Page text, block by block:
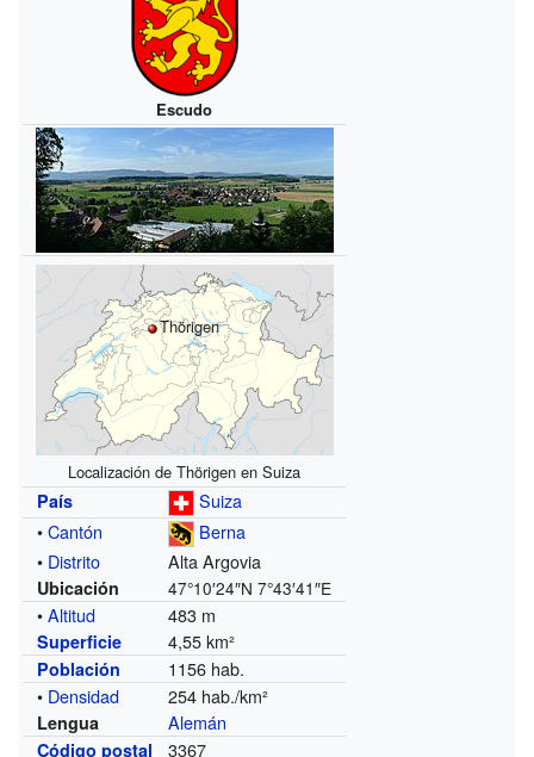
Escudo
Thörigen
Localización de Thörigen en Suiza
País
Suiza
•Cantón
Berna
• Distrito Alta Argovia
Ubicación 47°10′24″N 7°43′41″E
•Altitud 483 m
Superficie 4,55 km²
Población
1156 hab.
• Densidad 254 hab./km²
Lengua Alemán
Código postal 3367